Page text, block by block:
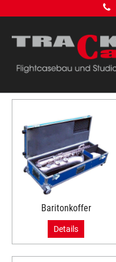
Baritonkoffer
Details